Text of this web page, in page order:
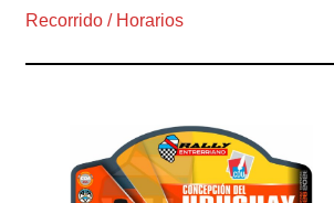
Recorrido / Horarios